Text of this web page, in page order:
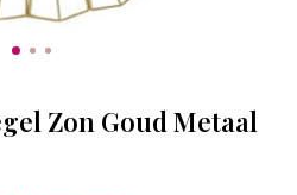
Zon Goud Metaal